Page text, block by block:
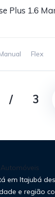
Plus 1.6
Flex
/ 3
em Itajubá
e região